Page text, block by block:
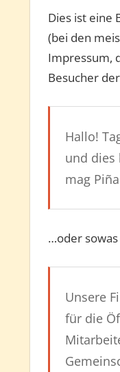
Dies ist eine
(bei den
Impressum,
Besucher
Hallo!
und dies
mag
…oder sowas
Unsere
für die